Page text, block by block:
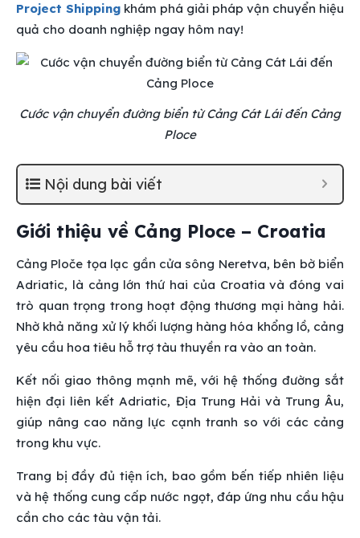
Project Shipping khám phá giải pháp vận chuyển hiệu
quả cho doanh nghiệp ngay hôm nay!
Cước vận chuyển đường biển từ Cảng Cát Lái đến Cảng
Ploce
Nội dung bài viết
Giới thiệu về Cảng Ploce – Croatia
Cảng Ploče tọa lạc gần cửa sông Neretva, bên bờ biển
Adriatic, là cảng lớn thứ hai của Croatia và đóng vai
trò quan trọng trong hoạt động thương mại hàng hải.
Nhờ khả năng xử lý khối lượng hàng hóa khổng lồ, cảng
yêu cầu hoa tiêu hỗ trợ tàu thuyền ra vào an toàn.
Kết nối giao thông mạnh mẽ, với hệ thống đường sắt
hiện đại liên kết Adriatic, Địa Trung Hải và Trung Âu,
giúp nâng cao năng lực cạnh tranh so với các cảng
trong khu vực.
Trang bị đầy đủ tiện ích, bao gồm bến tiếp nhiên liệu
và hệ thống cung cấp nước ngọt, đáp ứng nhu cầu hậu
cần cho các tàu vận tải.